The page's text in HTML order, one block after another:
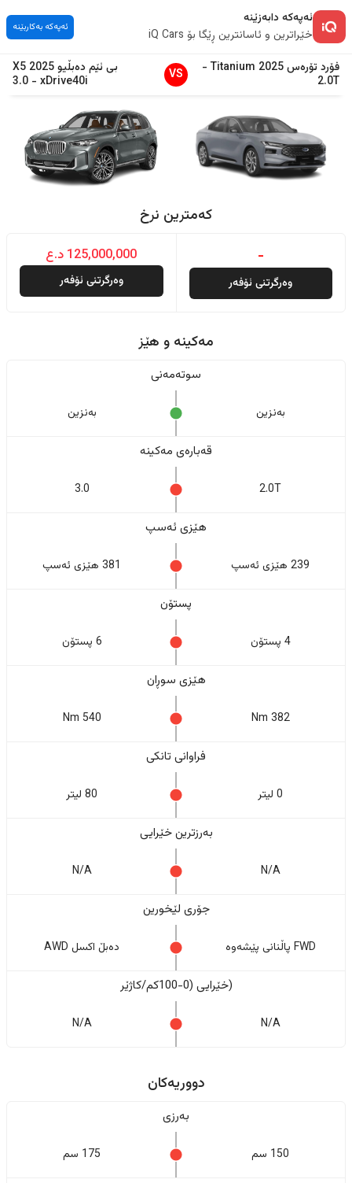
ئەپەکە دابەزێنە
خێراترین و ئاسانترین ڕێگا بۆ iQ Cars
ئەپەکە بەکاربێنە
فۆردتۆرەس2025
Titanium
-
2.0T
VS بی ئێم دەبڵیو X5 2025
xDrive40i
-
3.0
کەمترین نرخ
-
وەرگرتنی ئۆفەر
125,000,000 د.ع
وەرگرتنی ئۆفەر
مەکینە و هێز
سوتەمەنی
بەنزین بەنزین
قەبارەی مەکینە
2.0T
3.0
هێزی ئەسپ
239 هێزی ئەسپ 381 هێزی ئەسپ
پستۆن
4 پستۆن 6 پستۆن
هێزی سوڕان
382 Nm
540 Nm
فراوانی تانکی
0 لیتر 80 لیتر
بەرزترین خێرایی
N/A
N/A
جۆری لێخورین
FWD پاڵنانی پێشەوە دەبڵ اکسل AWD
(خێرایی (0-100کم/کاژێر
N/A
N/A
دووریەکان
بەرزی
150 سم 175 سم